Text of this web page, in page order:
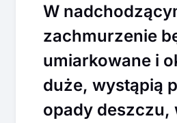
W
zachmurzenie
umiarkowane i
duże, wystąpią
opady deszczu,